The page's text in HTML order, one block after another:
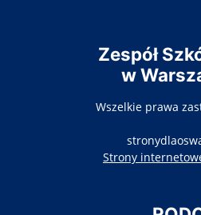
Zespół
w
Wszelkie prawa
Strony